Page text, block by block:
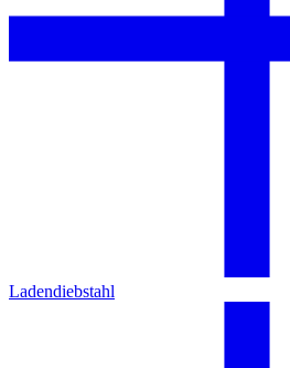
Ladendiebstahl